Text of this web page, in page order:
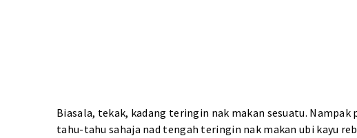
Biasala, tekak, kadang teringin nak makan sesuatu.
tahu-tahu sahaja nad tengah teringin nak makan ubi kayu